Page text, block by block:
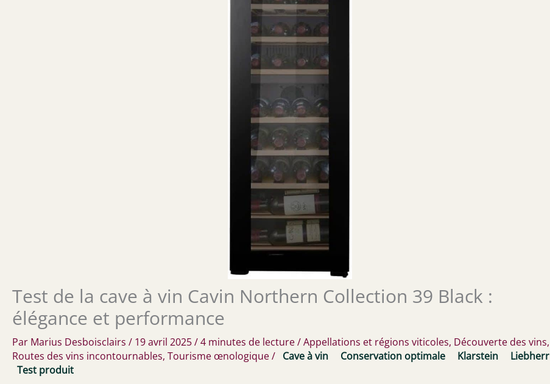
Test de la cave à vin Cavin Northern Collection 39 Black :
élégance et performance
Par Marius Desboisclairs / 19 avril 2025/4 minutes de lecture/Appellations et régions viticoles, Découverte des vins,
Routes des vins incontournables, Tourisme œnologique/ Cave à vin Conservation optimale Klarstein
Liebherr
Test produit